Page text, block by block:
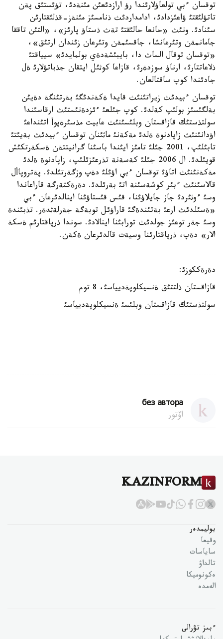
توقسان ءبي تولعاؤلارئندا رؤ ارازدئعئن مئنةدئ، تؤئستئق پةن
تاتؤلئقتئ ؤاعئزدادئ، ادامداردئث ذنامسئز مئنةز-قذلئقتارئن
سئنادئ. ونئث «حانعا حالئقتئ تةث ذستاؤ پارئز»، «التئن تاققا
جامانمةن وتئرعانشا، جاقسئمةن وتئرعان زئندان ارتئق»،
«توقسان توقال الساث دا، بايبئشةدةي بولمايدئ» سيياقتئ
ذلاعاتتارئ، ارناؤ سوزدةرئ، قازاعا كوثئل ايتقان جذباتؤلارئ ةل
جادئندا كوپ ساقتالعان.
توقسان ءبيدئث زيراتئنئث قايدا ةكةندئگئ بةرتئنگة دةيئن
بةلگئسئز بولئپ كةلدئ. كوپ جئلعئ ءئزدةنئستئث ارقاسئندا
سولتذستئك قازاقستان وبلئسئنئث عابيت مذسئرةپوأ اتئنداعئ
اؤدانئنئث زاپادنوة ةلدئ مةكةنئ ماثئنان توقسان ءبيدئث بةيئتئ
تابئلئپ، 2001 جئلئ تامئز ايئندا باسئنا گرانيتتةن ةسكةرتكئش
قويئلدئ. ال 2006 جئلئ كةسةنة تذرعئزئلئپ، زاپادنوة ةلدئ
مةكةنئنئث اتاؤئ توقسان ءبي اؤئلئ دةپ وزگةرتئلدئ. پةتروپاأل
قالاسئنئث ءبئر كوشةسئنة اتئ بةرئلدئ. دةرةكتةرگة قاراعاندا
وسئ ءوثئردئ جاز جايلاؤئنا، قئس قئستاؤئنا اينالدئرعان ءبي
«ةسئلدئث ارعئ بةتئندةگئ قاراؤئل توبةگة جةرلةثدةر. تذبئندة
وسئ جةر توعئز جولدئث تورابئنا اينالادئ. سوندا ذرپاقتارئم ةسكة
الار» دةپ، ذرپاقتارئنا وسيةت قالدئرعان ةكةن.
دةرةككوزئ:
قازاقستان ذلتتئق ةنسيكلوپةديياسئ، 8 توم
سولتذستئك قازاقستان وبلئسئ ةنسيكلوپةديياسئ
без автора
اۆتور
KAZINFORM
بوليمدەر
وقيعا
ساياسات
تالداۋ
ەكونوميكا
الەمدە
ءبىز تۋرالى